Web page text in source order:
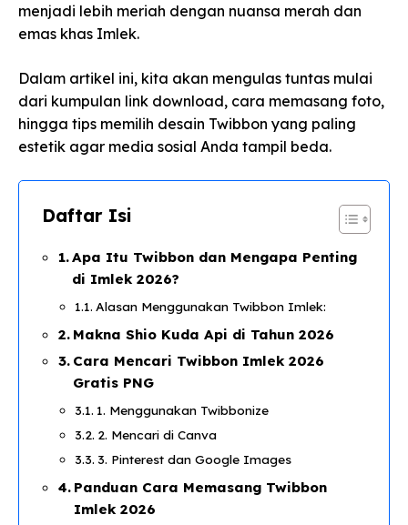
menjadi lebih meriah dengan nuansa merah dan
emas khas Imlek.
Dalam artikel ini, kita akan mengulas tuntas mulai
dari kumpulan link download, cara memasang foto,
hingga tips memilih desain Twibbon yang paling
estetik agar media sosial Anda tampil beda.
Daftar Isi
Apa Itu Twibbon dan Mengapa Penting
di Imlek 2026?
Alasan Menggunakan Twibbon Imlek:
Makna Shio Kuda Api di Tahun 2026
Cara Mencari Twibbon Imlek 2026
Gratis PNG
1. Menggunakan Twibbonize
2. Mencari di Canva
3. Pinterest dan Google Images
Panduan Cara Memasang Twibbon
Imlek 2026